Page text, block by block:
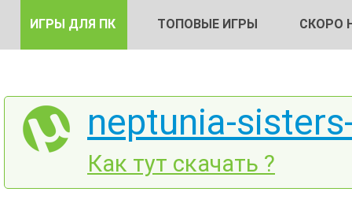
ИГРЫ ДЛЯ ПК ТОПОВЫЕ ИГРЫ СКОРО
neptunia-
Как тут скачать ?